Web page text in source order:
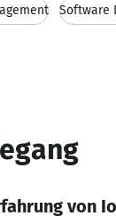
Software
von